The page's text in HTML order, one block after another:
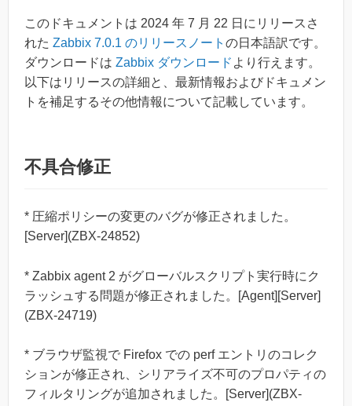
このドキュメントは 2024 年 7 月 22 日にリリースさ
れた Zabbix 7.0.1 のリリースノート の日本語訳です。
ダウンロードは Zabbix ダウンロード より行えます。
以下はリリースの詳細と、最新情報およびドキュメン
トを補足するその他情報について記載しています。
不具合修正
* 圧縮ポリシーの変更のバグが修正されました。
[Server](ZBX-24852)
* Zabbix agent 2 がグローバルスクリプト実行時にク
ラッシュする問題が修正されました。[Agent][Server]
(ZBX-24719)
* ブラウザ監視で Firefox での perf エントリのコレク
ションが修正され、シリアライズ不可のプロパティの
フィルタリングが追加されました。[Server](ZBX-